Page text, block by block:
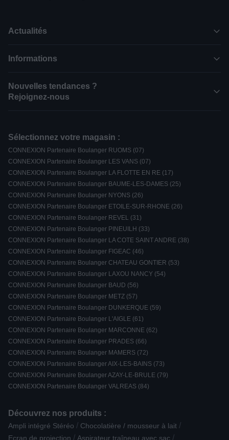
Actualités
Informations
Nouvelles tendances ?
Rejoignez-nous
Sélectionnez votre magasin :
CONNEXION Partenaire Boulanger RUOMS (07)
CONNEXION Partenaire Boulanger LES VANS (07)
CONNEXION Partenaire Boulanger LA FLOTTE EN RE (17)
CONNEXION Partenaire Boulanger BAUME-LES-DAMES (25)
CONNEXION Partenaire Boulanger NYONS (26)
CONNEXION Partenaire Boulanger ETOILE-SUR-RHONE (26)
CONNEXION Partenaire Boulanger REVEL (31)
CONNEXION Partenaire Boulanger PINEUILH (33)
CONNEXION Partenaire Boulanger LA COTE SAINT ANDRE (38)
CONNEXION Partenaire Boulanger FIGEAC (46)
CONNEXION Partenaire Boulanger CHATEAU GONTIER (53)
CONNEXION Partenaire Boulanger LAXOU NANCY (54)
CONNEXION Partenaire Boulanger BAUD (56)
CONNEXION Partenaire Boulanger METZ (57)
CONNEXION Partenaire Boulanger DUNKERQUE (59)
CONNEXION Partenaire Boulanger L'AIGLE (61)
CONNEXION Partenaire Boulanger MARCONNE (62)
CONNEXION Partenaire Boulanger PRADES (66)
CONNEXION Partenaire Boulanger MAMERS (72)
CONNEXION Partenaire Boulanger AIX-LES-BAINS (73)
CONNEXION Partenaire Boulanger AZAY-LE-BRULE (79)
CONNEXION Partenaire Boulanger VALREAS (84)
Découvrez nos produits :
Ampli intégré Stéréo / Chocolatière / mousseur à lait /
Ecran de projection / Aspirateur traîneau avec sac /